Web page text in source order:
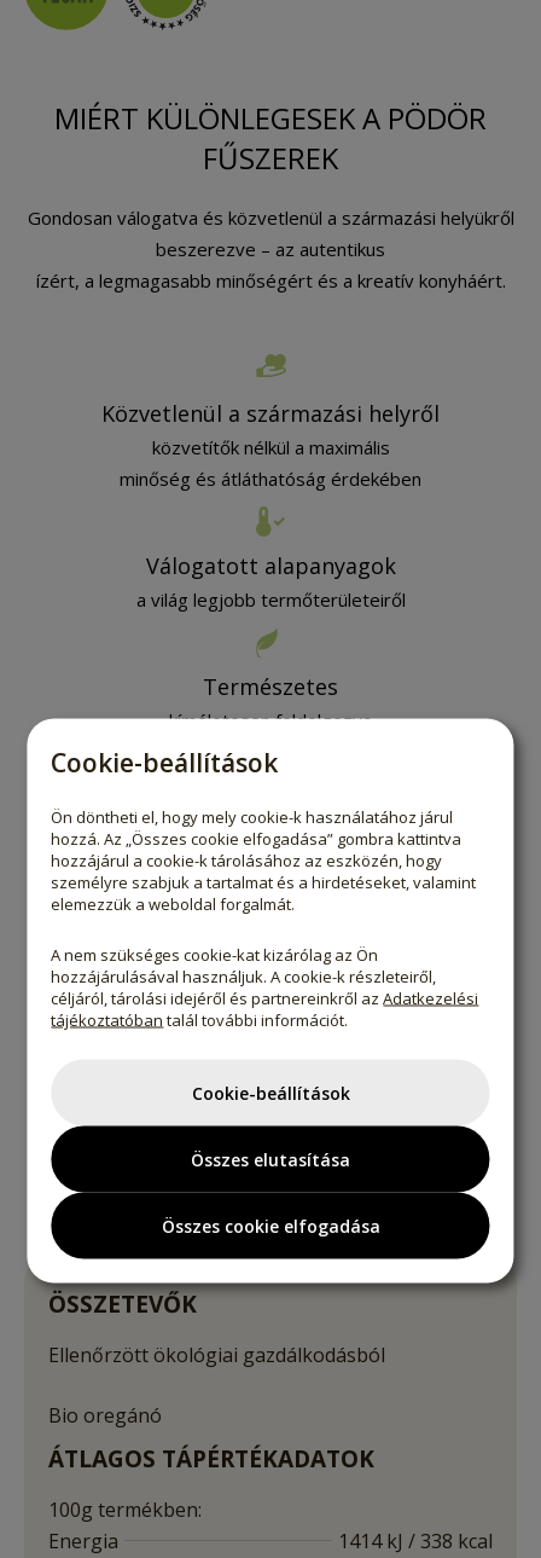
MIÉRT KÜLÖNLEGESEK A PÖDÖR
FŰSZEREK
Gondosan válogatva és közvetlenül a származási helyükről
beszerezve – az autentikus
ízért, a legmagasabb minőségért és a kreatív konyháért.
Közvetlenül a származási helyről
közvetítők nélkül a maximális
minőség és átláthatóság érdekében
Válogatott alapanyagok
a világ legjobb termőterületeiről
Természetes
kíméletesen feldolgozva
a tiszta, eredeti ízért
Tiszta fűszer minőség
felesleges adalékok, csomósodásgátlók stb. nélkül
Ellenőrzött minőség
Sokoldalúan felhasználható
ÖSSZETEVŐK
Ellenőrzött ökológiai gazdálkodásból
Bio oregánó
ÁTLAGOS TÁPÉRTÉKADATOK
100g termékben:
Energia
1414 kJ / 338 kcal
Cookie-beállítások
Ön döntheti el, hogy mely cookie-k használatához járul
hozzá. Az „Összes cookie elfogadása” gombra kattintva
hozzájárul a cookie-k tárolásához az eszközén, hogy
személyre szabjuk a tartalmat és a hirdetéseket, valamint
elemezzük a weboldal forgalmát.
A nem szükséges cookie-kat kizárólag az Ön
hozzájárulásával használjuk. A cookie-k részleteiről,
céljáról, tárolási idejéről és partnereinkről azAdatkezelési
tájékoztatóban talál további információt.
Cookie-beállítások
Összes elutasítása
Összes cookie elfogadása